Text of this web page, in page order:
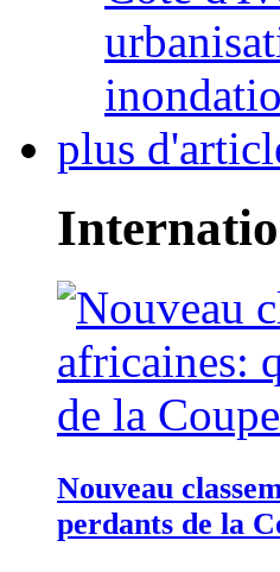
plus
Nouveau
perdants de la